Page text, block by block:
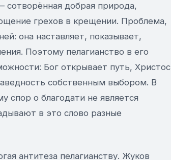
сотворённая добрая природа,
грехов в крещении. Проблема,
она наставляет, показывает,
Поэтому пелагианство в его
Бог открывает путь, Христос
собственным выбором. В
спор о благодати не является
в это слово разные
антитеза пелагианству. Жуков